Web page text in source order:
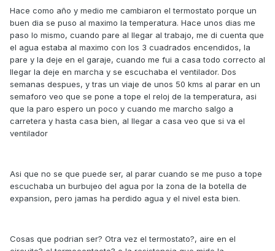
Hace como año y medio me cambiaron el termostato porque un
buen dia se puso al maximo la temperatura. Hace unos dias me
paso lo mismo, cuando pare al llegar al trabajo, me di cuenta que
el agua estaba al maximo con los 3 cuadrados encendidos, la
pare y la deje en el garaje, cuando me fui a casa todo correcto al
llegar la deje en marcha y se escuchaba el ventilador. Dos
semanas despues, y tras un viaje de unos 50 kms al parar en un
semaforo veo que se pone a tope el reloj de la temperatura, asi
que la paro espero un poco y cuando me marcho salgo a
carretera y hasta casa bien, al llegar a casa veo que si va el
ventilador
Asi que no se que puede ser, al parar cuando se me puso a tope
escuchaba un burbujeo del agua por la zona de la botella de
expansion, pero jamas ha perdido agua y el nivel esta bien.
Cosas que podrian ser? Otra vez el termostato?, aire en el